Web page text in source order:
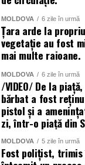
MOLDOVA 6 zile în urmă
Țara arde la
vegetație au fost
mai multe raioane.
MOLDOVA 6 zile în urmă
/VIDEO/ De la
bărbat a fost
pistol și a
zi, într-o piață din
MOLDOVA 5 zile în urmă
Fost polițist, trimis